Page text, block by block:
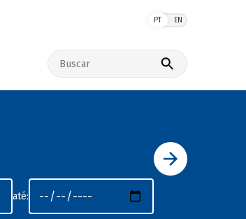
PT EN
Buscar no site
até: